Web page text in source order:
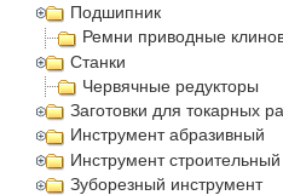
Подшипник
Ремни приводные
Станки
Червячные редукторы
Заготовки для токарных
Инструмент абразивный
Инструмент строительный
Зуборезный инструмент